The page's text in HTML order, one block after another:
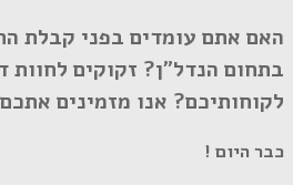
האם אתם עומדים בפני קבלת
בתחום הנדל"ן? זקוקים
לקוחותיכם? אנו מזמינים
כבר היום !